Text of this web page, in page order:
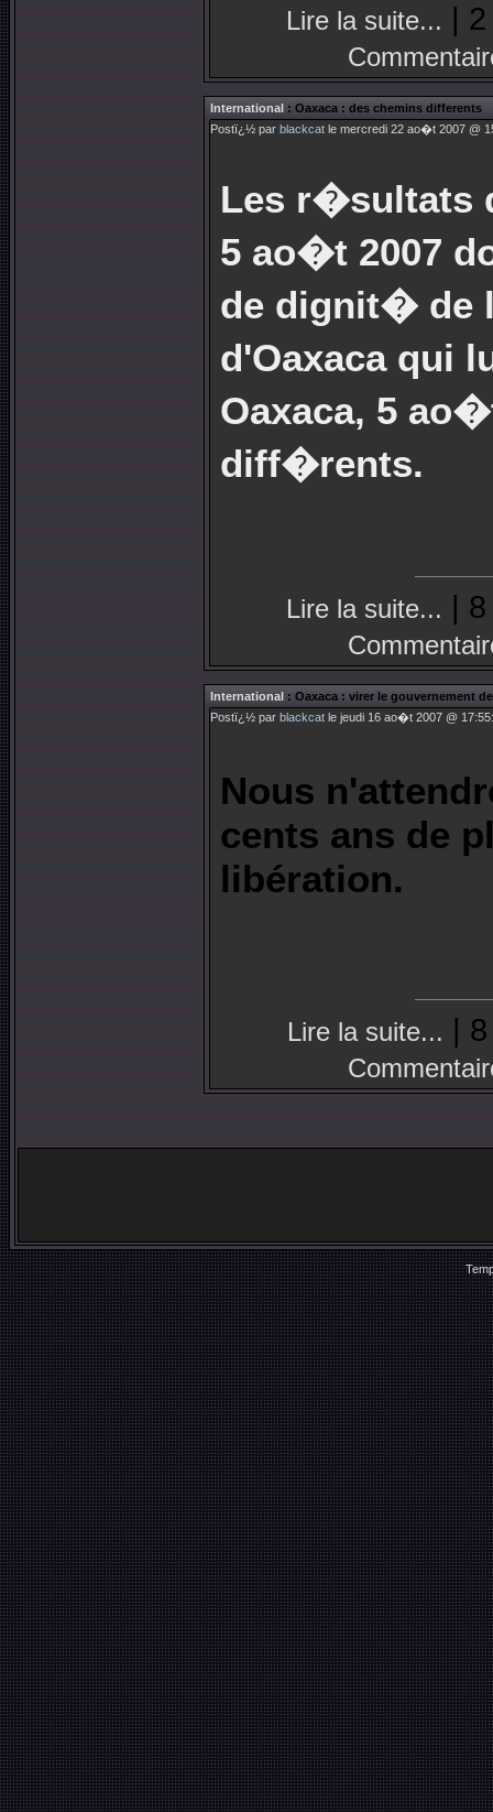
Lire la suite... |
International : Oaxaca : des chemins differents
Postï¿½ par blackcat le mercredi 22 ao�t 2007 @
Les r�sultats
5 ao�t 2007
de dignit� de
d'Oaxaca qui
Oaxaca, 5
diff�rents.
Lire la suite... |
International : Oaxaca : virer le gouvernement
Postï¿½ par blackcat le jeudi 16 ao�t 2007 @
Nous
cents ans de
libération.
Lire la suite... |